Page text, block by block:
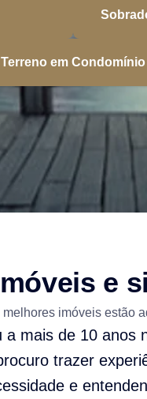
Terreno em Condomínio
e
melhores imóveis estão
a mais de 10 anos
trazer
e